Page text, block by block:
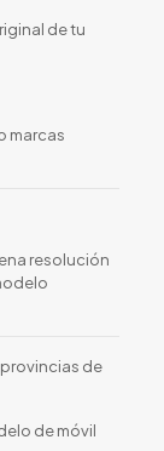
de tu
marcas
resolución
de
de móvil